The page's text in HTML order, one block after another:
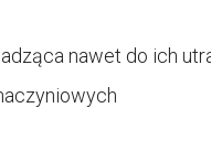
nawet do ich